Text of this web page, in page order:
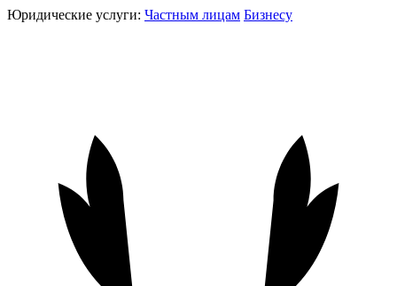
Юридические услуги: Частным лицам Бизнесу